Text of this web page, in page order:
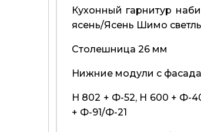
Кухонный гарнитур
ясень/Ясень Шимо
Столешница 26 мм
Нижние модули с
Н 802 + Ф-52, Н 600 + Ф-
+ Ф-91/Ф-21